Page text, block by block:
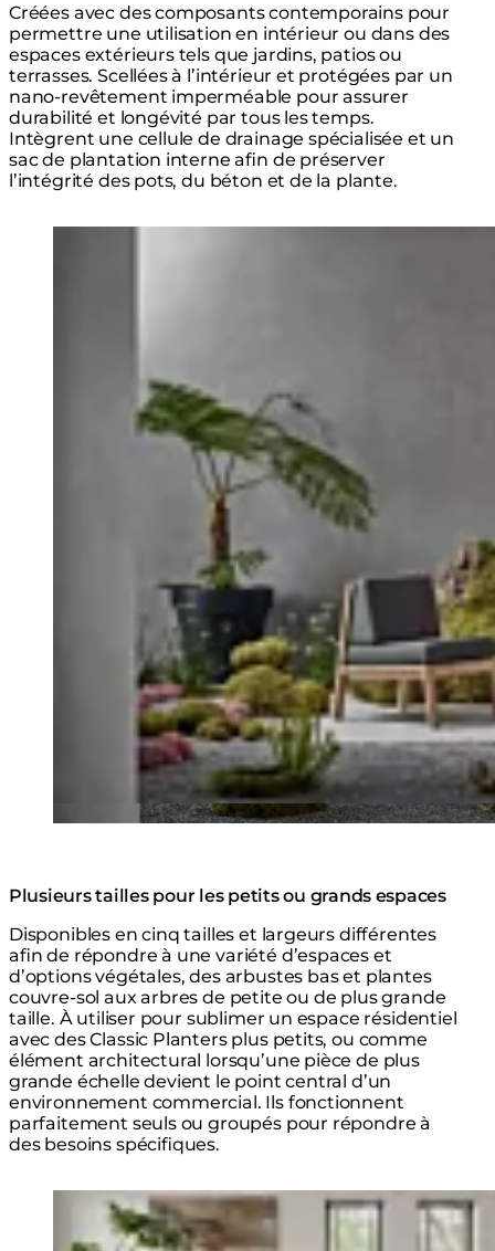
Créées avec des composants contemporains pour
permettre une utilisation en intérieur ou dans des
espaces extérieurs tels que jardins, patios ou
terrasses. Scellées à l’intérieur et protégées par un
nano-revêtement imperméable pour assurer
durabilité et longévité par tous les temps.
Intègrent une cellule de drainage spécialisée et un
sac de plantation interne afin de préserver
l’intégrité des pots, du béton et de la plante.
Plusieurs tailles pour les petits ou grands espaces
Disponibles en cinq tailles et largeurs différentes
afin de répondre à une variété d’espaces et
d’options végétales, des arbustes bas et plantes
couvre-sol aux arbres de petite ou de plus grande
taille. À utiliser pour sublimer un espace résidentiel
avec des Classic Planters plus petits, ou comme
élément architectural lorsqu’une pièce de plus
grande échelle devient le point central d’un
environnement commercial. Ils fonctionnent
parfaitement seuls ou groupés pour répondre à
des besoins spécifiques.
Loading image...